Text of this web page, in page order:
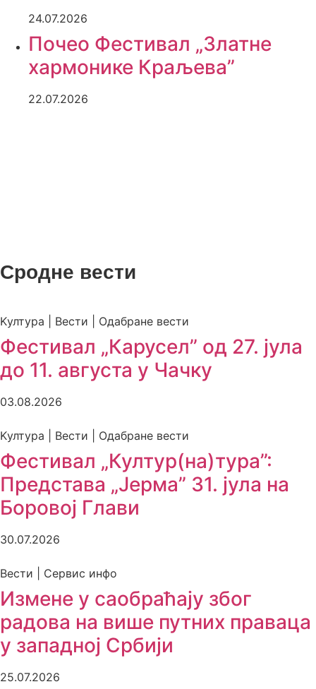
24.07.2026
Почео Фестивал „Златне
хармонике Краљева”
22.07.2026
Сродне вести
Kултура | Вести | Одабране вести
Фестивал „Карусел” од 27. јула
до 11. августа у Чачку
03.08.2026
Kултура | Вести | Одабране вести
Фестивал „Култур(на)тура”:
Представа „Јерма” 31. јула на
Боровој Глави
30.07.2026
Вести | Сервис инфо
Измене у саобраћају због
радова на више путних праваца
у западној Србији
25.07.2026